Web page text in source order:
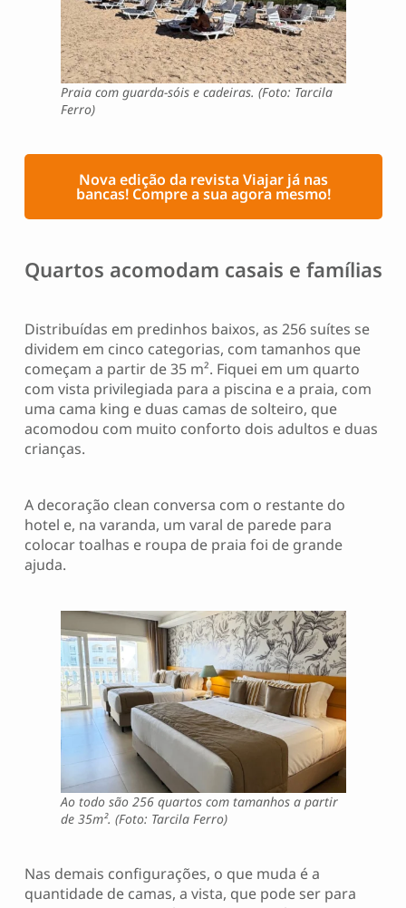
Praia com guarda-sóis e cadeiras. (Foto: Tarcila
Ferro)
Nova edição da revista Viajar já nas
bancas! Compre a sua agora mesmo!
Quartos acomodam casais e famílias
Distribuídas em predinhos baixos, as 256 suítes se
dividem em cinco categorias, com tamanhos que
começam a partir de 35 m². Fiquei em um quarto
com vista privilegiada para a piscina e a praia, com
uma cama king e duas camas de solteiro, que
acomodou com muito conforto dois adultos e duas
crianças.
A decoração clean conversa com o restante do
hotel e, na varanda, um varal de parede para
colocar toalhas e roupa de praia foi de grande
ajuda.
Ao todo são 256 quartos com tamanhos a partir
de 35m². (Foto: Tarcila Ferro)
Nas demais configurações, o que muda é a
quantidade de camas, a vista, que pode ser para